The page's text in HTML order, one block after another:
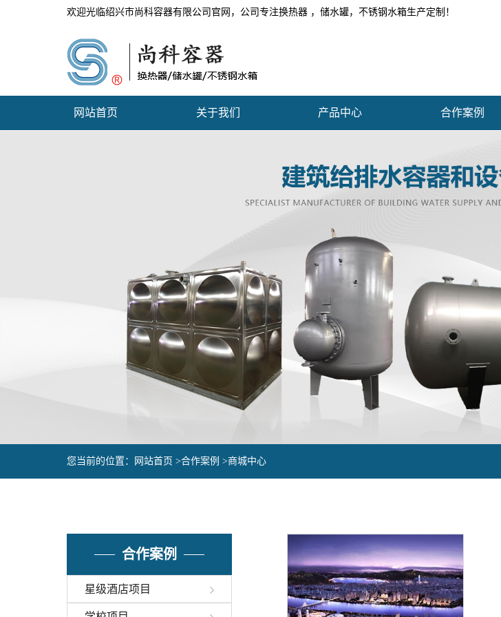
欢迎光临绍兴市尚科容器有限公司官网，公司专注换热器 ，储水罐，不锈钢水箱生产定制！
网站首页 关于我们 产品中心 合作案例
您当前的位置： 网站首页 >合作案例 >商城中心
合作案例
星级酒店项目